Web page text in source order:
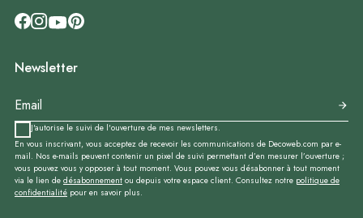
Newsletter
J'autorise le suivi de l'ouverture de mes newsletters.
En vous inscrivant, vous acceptez de recevoir les communications de Decoweb.com par e-
mail. Nos e-mails peuvent contenir un pixel de suivi permettant d’en mesurer l’ouverture ;
vous pouvez vous y opposer à tout moment. Vous pouvez vous désabonner à tout moment
via le lien de désabonnement ou depuis votre espace client. Consultez notre politique de
confidentialité pour en savoir plus.